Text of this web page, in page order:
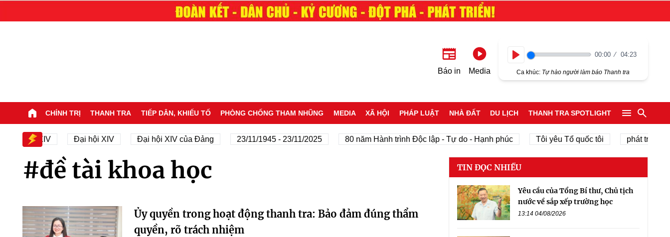
Báo in Media
00:00 04:23
Ca khúc: Tự hào người làm báo Thanh tra
CHÍNH TRỊ THANH TRA TIẾP DÂN, KHIẾU TỐ PHÒNG CHỐNG THAM NHŨNG MEDIA XÃ HỘI PHÁP LUẬT NHÀ ĐẤT DU LỊCH THANH TRA SPOTLIGHT
hội XIV Đại hội XIV Đại hội XIV của Đảng 23/11/1945 - 23/11/2025 80 năm Hành trình Độc lập - Tự do - Hạnh phúc Tôi yêu Tổ quốc tôi phát triển kinh
#đề tài khoa học
Ủy quyền trong hoạt động thanh tra: Bảo đảm đúng thẩm
quyền, rõ trách nhiệm
TIN ĐỌC NHIỀU
Yêu cầu của Tổng Bí thư, Chủ tịch
nước về sắp xếp trường học
13:14 04/08/2026